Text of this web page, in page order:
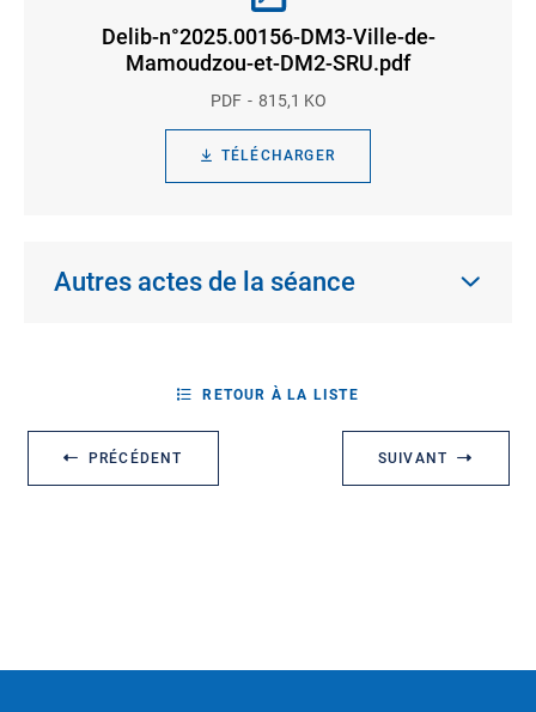
Delib-n°2025.00156-DM3-Ville-de-
Mamoudzou-et-DM2-SRU.pdf
PDF 815,1 KO
TÉLÉCHARGER
Autres actes de la séance
PRÉCÉDENT
RETOUR À LA LISTE
SUIVANT